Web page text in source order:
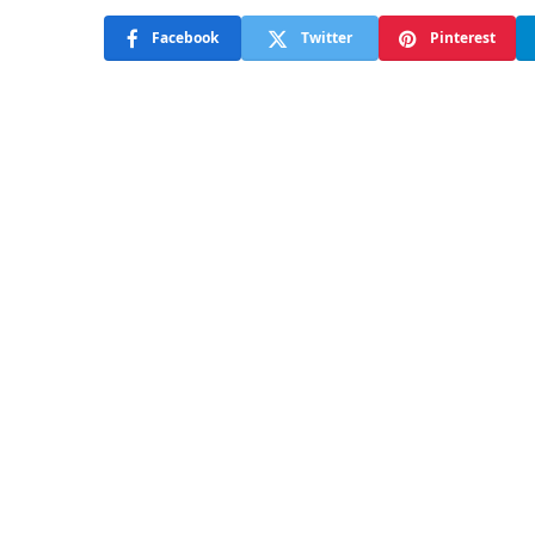
Facebook Twitter Pinterest